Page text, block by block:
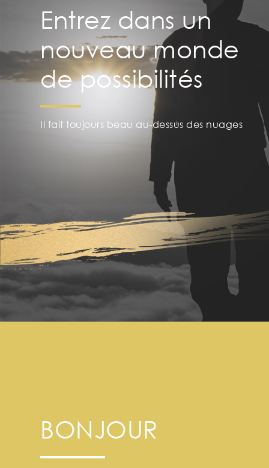
Entrez dans un
nouveau monde
de possibilités
Il fait toujours beau au-dessus des nuages
BONJOUR